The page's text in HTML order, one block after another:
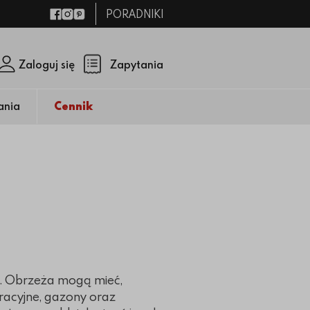
Facebook
Instagram
PinterestPORADNIKI
Zapytania
(pusty)
Zaloguj się
Cennik
Obrzeża mogą mieć,
gazony oraz